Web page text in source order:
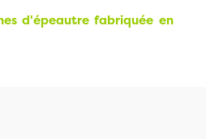
d'épeautre fabriquée en